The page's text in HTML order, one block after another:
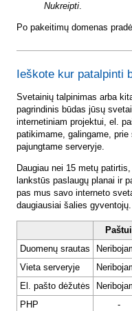
Nukreipti.
Po pakeitimų domenas
Ieškote kur patalpinti
Svetainių talpinimas arba
pagrindinis būdas jūsų
internetiniam projektui, el.
patikimame, galingame,
pajungtame serveryje.
Daugiau nei 15 metų
lankstūs paslaugų planai ir
pas mus savo interneto
daugiausiai šalies gyventojų.
Paštui
Duomenų srautas
Vieta serveryje
El. pašto dėžutės
PHP
-